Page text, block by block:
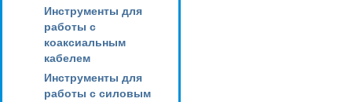
Инструменты для
работы с
коаксиальным
кабелем
Инструменты для
работы с силовым